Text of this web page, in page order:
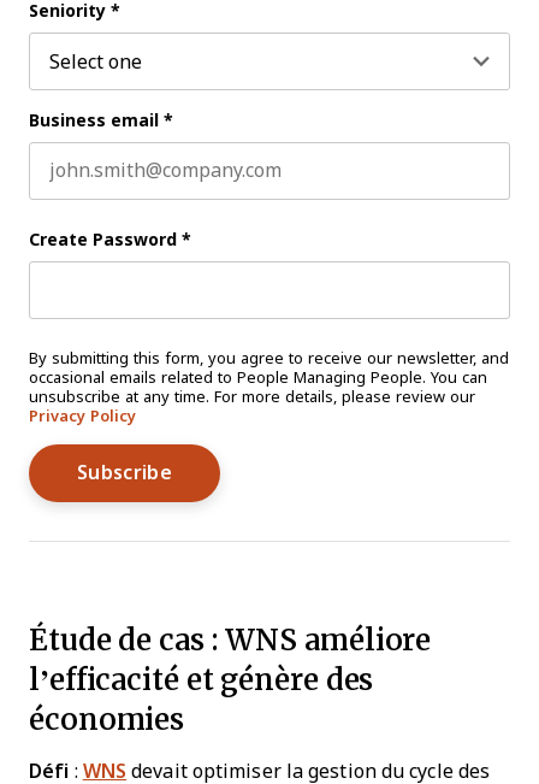
Seniority *
Business email *
Create Password *
By submitting this form, you agree to receive our newsletter, and
occasional emails related to People Managing People. You can
unsubscribe at any time. For more details, please review our
Privacy Policy
Étude de cas : WNS améliore
l’efficacité et génère des
économies
Défi : WNS devait optimiser la gestion du cycle des